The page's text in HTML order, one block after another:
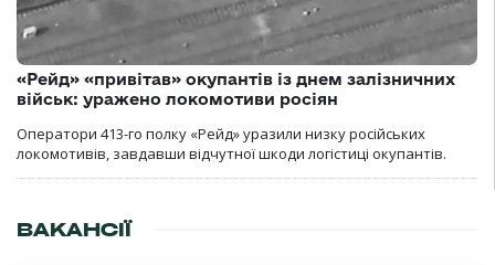
«Рейд» «привітав» окупантів із днем залізничних
військ: уражено локомотиви росіян
Оператори 413-го полку «Рейд» уразили низку російських
локомотивів, завдавши відчутної шкоди логістиці окупантів.
ВАКАНСІЇ